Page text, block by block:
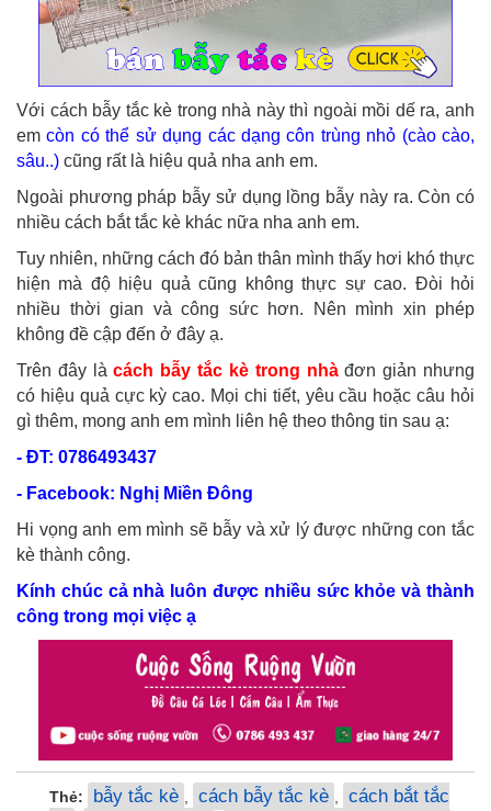
Với cách bẫy tắc kè trong nhà này thì ngoài mồi dế ra, anh
emcòn có thể sử dụng các dạng côn trùng nhỏ (cào cào,
sâu..) cũng rất là hiệu quả nha anh em.
Ngoài phương pháp bẫy sử dụng lồng bẫy này ra. Còn có
nhiều cách bắt tắc kè khác nữa nha anh em.
Tuy nhiên, những cách đó bản thân mình thấy hơi khó thực
hiện mà độ hiệu quả cũng không thực sự cao. Đòi hỏi
nhiều thời gian và công sức hơn. Nên mình xin phép
không đề cập đến ở đây ạ.
Trên đây làcách bẫy tắc kè trong nhàđơn giản nhưng
có hiệu quả cực kỳ cao. Mọi chi tiết, yêu cầu hoặc câu hỏi
gì thêm, mong anh em mình liên hệ theo thông tin sau ạ:
- ĐT: 0786493437
- Facebook: Nghị Miền Đông
Hi vọng anh em mình sẽ bẫy và xử lý được những con tắc
kè thành công.
Kính chúc cả nhà luôn được nhiều sức khỏe và thành
công trong mọi việc ạ
Thẻ: bẫy tắc kè , cách bẫy tắc kè , cách bắt tắc